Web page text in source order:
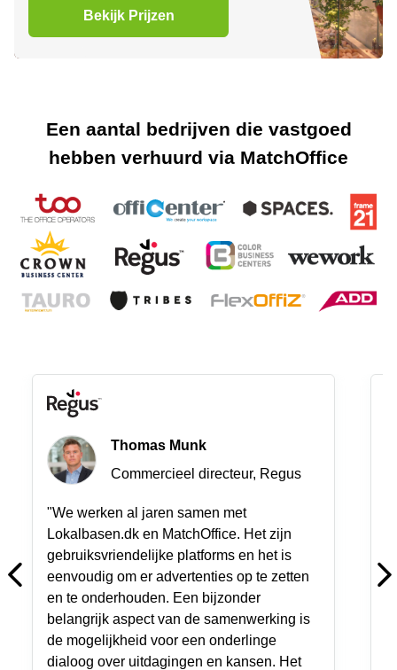
Bekijk Prijzen
Een aantal bedrijven die vastgoed
hebben verhuurd via MatchOffice
Thomas Munk
Commercieel directeur, Regus
"We werken al jaren samen met
Lokalbasen.dk en MatchOffice. Het zijn
gebruiksvriendelijke platforms en het is
eenvoudig om er advertenties op te zetten
en te onderhouden. Een bijzonder
belangrijk aspect van de samenwerking is
de mogelijkheid voor een onderlinge
dialoog over uitdagingen en kansen. Het